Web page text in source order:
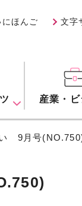
ほんご 文字
産業・ビ
9月号